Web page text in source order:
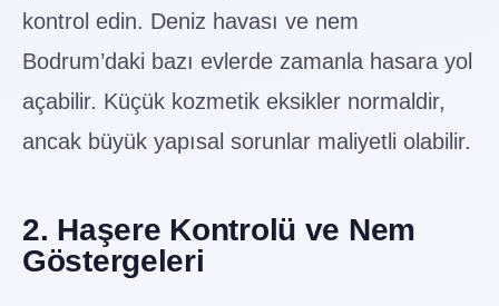
kontrol edin. Deniz havası ve nem
Bodrum’daki bazı evlerde zamanla hasara yol
açabilir. Küçük kozmetik eksikler normaldir,
ancak büyük yapısal sorunlar maliyetli olabilir.
2. Haşere Kontrolü ve Nem
Göstergeleri